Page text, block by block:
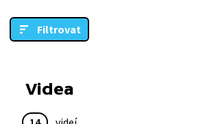
Filtrovat
Videa